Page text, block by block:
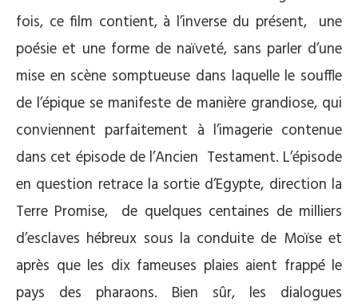
fois, ce film contient, à l’inverse du présent, une
poésie et une forme de naïveté, sans parler d’une
mise en scène somptueuse dans laquelle le souffle
de l’épique se manifeste de manière grandiose, qui
conviennent parfaitement à l’imagerie contenue
dans cet épisode de l’Ancien Testament. L’épisode
en question retrace la sortie d’Egypte, direction la
Terre Promise, de quelques centaines de milliers
d’esclaves hébreux sous la conduite de Moïse et
après que les dix fameuses plaies aient frappé le
pays des pharaons. Bien sûr, les dialogues